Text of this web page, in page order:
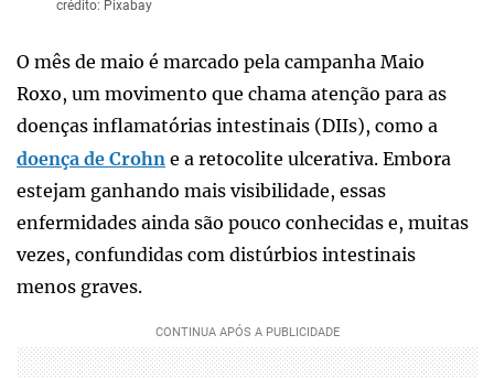
crédito: Pixabay
O mês de maio é marcado pela campanha Maio
Roxo, um movimento que chama atenção para as
doenças inflamatórias intestinais (DIIs), como a
doença de Crohn e a retocolite ulcerativa. Embora
estejam ganhando mais visibilidade, essas
enfermidades ainda são pouco conhecidas e, muitas
vezes, confundidas com distúrbios intestinais
menos graves.